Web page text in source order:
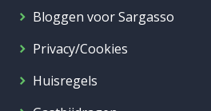
Bloggen voor Sargasso
Privacy/Cookies
Huisregels